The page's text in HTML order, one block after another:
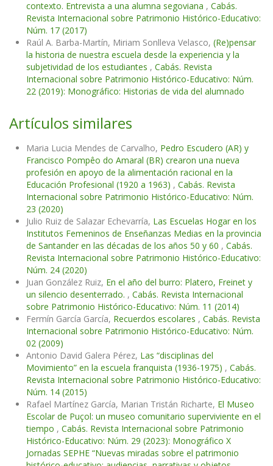
contexto. Entrevista a una alumna segoviana , Cabás.
Revista Internacional sobre Patrimonio Histórico-Educativo:
Núm. 17 (2017)
Raúl A. Barba-Martín, Miriam Sonlleva Velasco, (Re)pensar
la historia de nuestra escuela desde la experiencia y la
subjetividad de los estudiantes , Cabás. Revista
Internacional sobre Patrimonio Histórico-Educativo: Núm.
22 (2019): Monográfico: Historias de vida del alumnado
Artículos similares
Maria Lucia Mendes de Carvalho, Pedro Escudero (AR) y
Francisco Pompêo do Amaral (BR) crearon una nueva
profesión en apoyo de la alimentación racional en la
Educación Profesional (1920 a 1963) , Cabás. Revista
Internacional sobre Patrimonio Histórico-Educativo: Núm.
23 (2020)
Julio Ruiz de Salazar Echevarría, Las Escuelas Hogar en los
Institutos Femeninos de Enseñanzas Medias en la provincia
de Santander en las décadas de los años 50 y 60 , Cabás.
Revista Internacional sobre Patrimonio Histórico-Educativo:
Núm. 24 (2020)
Juan González Ruiz, En el año del burro: Platero, Freinet y
un silencio desenterrado. , Cabás. Revista Internacional
sobre Patrimonio Histórico-Educativo: Núm. 11 (2014)
Fermín García García, Recuerdos escolares , Cabás. Revista
Internacional sobre Patrimonio Histórico-Educativo: Núm.
02 (2009)
Antonio David Galera Pérez, Las “disciplinas del
Movimiento” en la escuela franquista (1936-1975) , Cabás.
Revista Internacional sobre Patrimonio Histórico-Educativo:
Núm. 14 (2015)
Rafael Martínez García, Marian Tristán Richarte, El Museo
Escolar de Puçol: un museo comunitario superviviente en el
tiempo , Cabás. Revista Internacional sobre Patrimonio
Histórico-Educativo: Núm. 29 (2023): Monográfico X
Jornadas SEPHE “Nuevas miradas sobre el patrimonio